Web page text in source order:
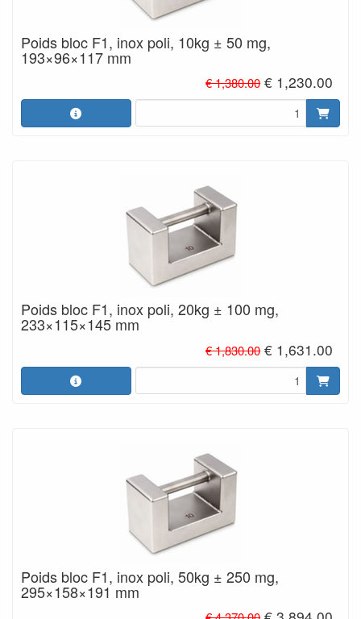
Poids bloc F1, inox poli, 10kg ± 50 mg,
193×96×117 mm
€ 1,380.00 € 1,230.00
Poids bloc F1, inox poli, 20kg ± 100 mg,
233×115×145 mm
€ 1,830.00 € 1,631.00
Poids bloc F1, inox poli, 50kg ± 250 mg,
295×158×191 mm